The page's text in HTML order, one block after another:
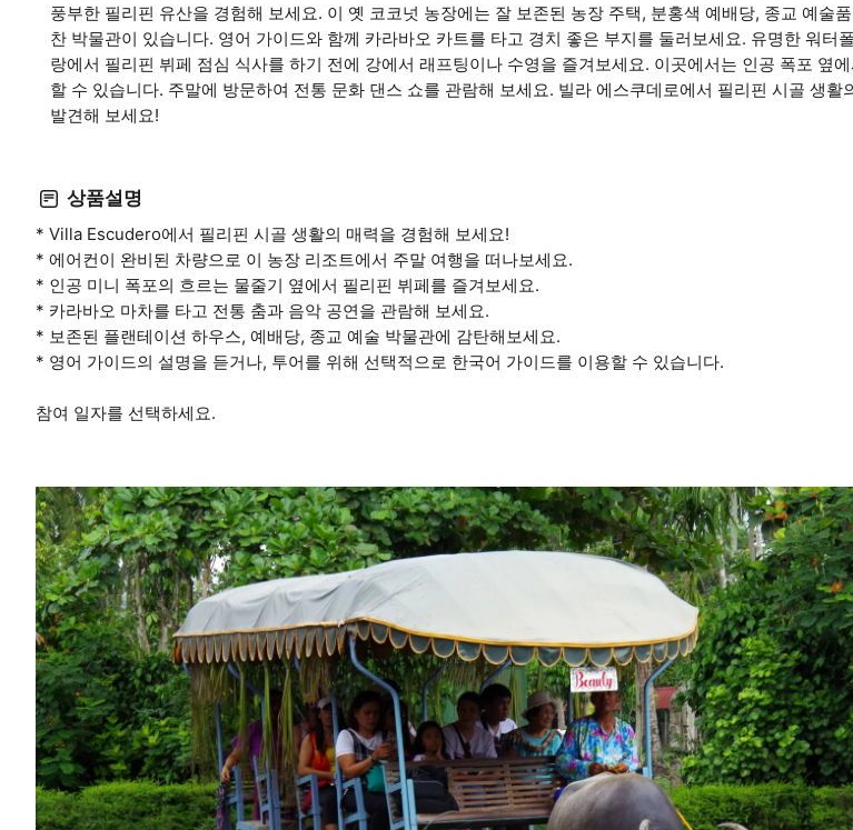
풍부한 필리핀 유산을 경험해 보세요. 이 옛 코코넛 농장에는 잘 보존된 농장 주택, 분홍색 예배당, 종교 예술
찬 박물관이 있습니다. 영어 가이드와 함께 카라바오 카트를 타고 경치 좋은 부지를 둘러보세요. 유명한 워터
랑에서 필리핀 뷔페 점심 식사를 하기 전에 강에서 래프팅이나 수영을 즐겨보세요. 이곳에서는 인공 폭포 옆
할 수 있습니다. 주말에 방문하여 전통 문화 댄스 쇼를 관람해 보세요. 빌라 에스쿠데로에서 필리핀 시골 생활
발견해 보세요!
상품설명
* Villa Escudero에서 필리핀 시골 생활의 매력을 경험해 보세요!
* 에어컨이 완비된 차량으로 이 농장 리조트에서 주말 여행을 떠나보세요.
* 인공 미니 폭포의 흐르는 물줄기 옆에서 필리핀 뷔페를 즐겨보세요.
* 카라바오 마차를 타고 전통 춤과 음악 공연을 관람해 보세요.
* 보존된 플랜테이션 하우스, 예배당, 종교 예술 박물관에 감탄해보세요.
* 영어 가이드의 설명을 듣거나, 투어를 위해 선택적으로 한국어 가이드를 이용할 수 있습니다.
참여 일자를 선택하세요.